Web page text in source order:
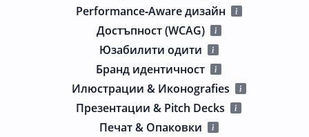
Performance‑Aware дизайн
Достъпност (WCAG)
Юзабилити одити
Бранд идентичност
Илюстрации & Иконografies
Презентации & Pitch Decks
Печат & Опаковки